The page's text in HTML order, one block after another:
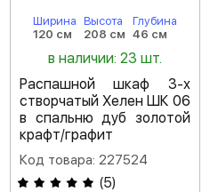
Ширина
120 см
Высота
208 см
Глубина
46 см
в наличии: 23 шт.
Распашной шкаф 3-х
створчатый Хелен ШК 06
в спальню дуб золотой
крафт/графит
Код товара: 227524
(5)